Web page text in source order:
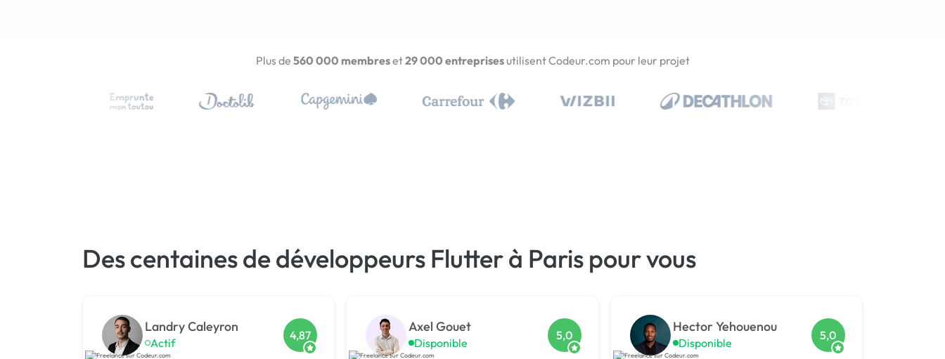
Plus de 560 000 membreset29 000 entreprisesutilisent Codeur.com pour leur projet
Des centaines de développeurs Flutter à Paris pour vous
Landry Caleyron
Actif
4,87
Axel Gouet
Disponible
5,0
Hector Yehouenou
Disponible
5,0